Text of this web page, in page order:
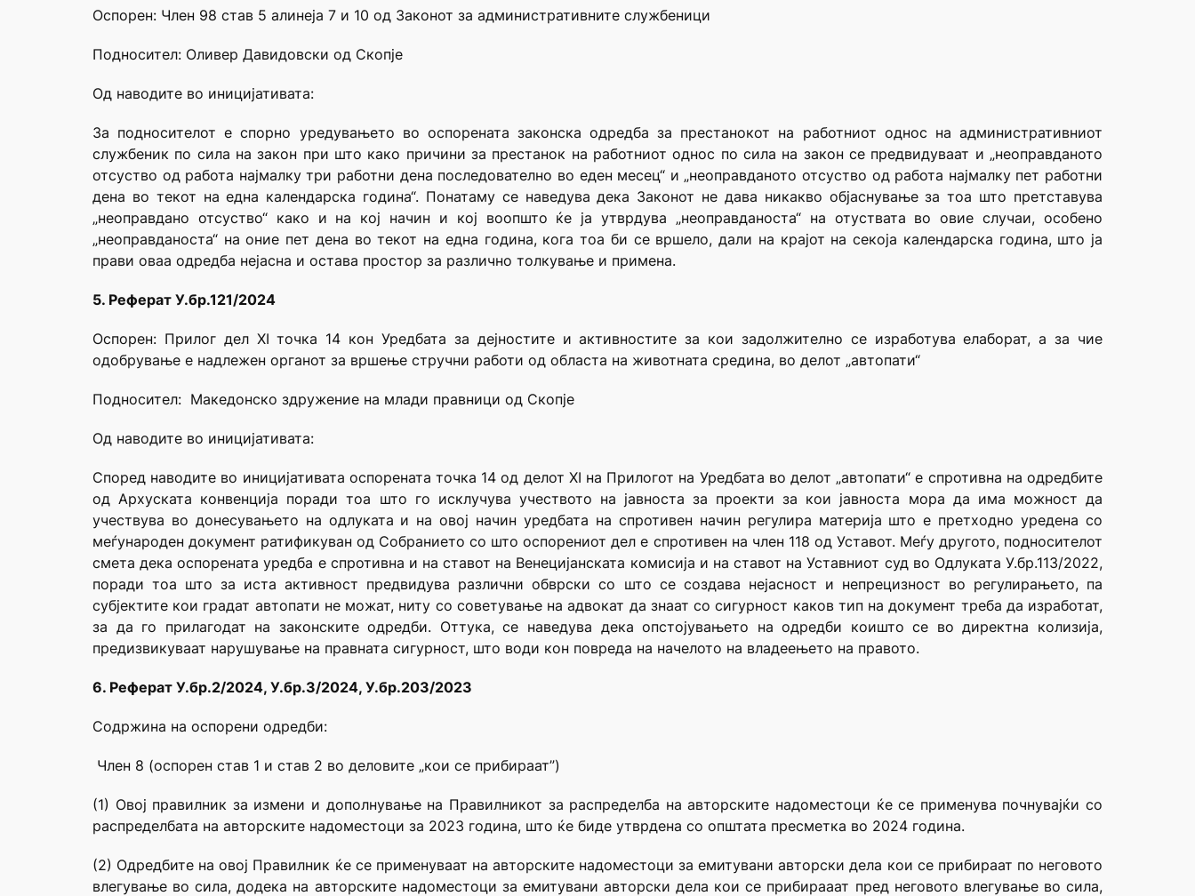
Оспорен: Член 98 став 5 алинеја 7 и 10 од Законот за административните службеници
Подносител: Оливер Давидовски од Скопје
Од наводите во иницијативата:
За подносителот е спорно уредувањето во оспорената законска одредба за престанокот на работниот однос на административниот
службеник по сила на закон при што како причини за престанок на работниот однос по сила на закон се предвидуваат и „неоправданото
отсуство од работа најмалку три работни дена последователно во еден месец“ и „неоправданото отсуство од работа најмалку пет работни
дена во текот на една календарска година“. Понатаму се наведува дека Законот не дава никакво објаснување за тоа што претставува
„неоправдано отсуство“ како и на кој начин и кој воопшто ќе ја утврдува „неоправданоста“ на отуствата во овие случаи, особено
„неоправданоста“ на оние пет дена во текот на една година, кога тоа би се вршело, дали на крајот на секоја календарска година, што ја
прави оваа одредба нејасна и остава простор за различно толкување и примена.
5. Реферат У.бр.121/2024
Оспорен: Прилог дел XI точка 14 кон Уредбата за дејностите и активностите за кои задолжително се изработува елаборат, а за чие
одобрување е надлежен органот за вршење стручни работи од областа на животната средина, во делот „автопати“
Подносител: Македонско здружение на млади правници од Скопје
Од наводите во иницијативата:
Според наводите во иницијативата оспорената точка 14 од делот XI на Прилогот на Уредбата во делот „автопати“ е спротивна на одредбите
од Архуската конвенција поради тоа што го исклучува учеството на јавноста за проекти за кои јавноста мора да има можност да
учествува во донесувањето на одлуката и на овој начин уредбата на спротивен начин регулира материја што е претходно уредена со
меѓународен документ ратификуван од Собранието со што оспорениот дел е спротивен на член 118 од Уставот. Меѓу другото, подносителот
смета дека оспорената уредба е спротивна и на ставот на Венецијанската комисија и на ставот на Уставниот суд во Одлуката У.бр.113/2022,
поради тоа што за иста активност предвидува различни обврски со што се создава нејасност и непрецизност во регулирањето, па
субјектите кои градат автопати не можат, ниту со советување на адвокат да знаат со сигурност каков тип на документ треба да изработат,
за да го прилагодат на законските одредби. Оттука, се наведува дека опстојувањето на одредби коишто се во директна колизија,
предизвикуваат нарушување на правната сигурност, што води кон повреда на начелото на владеењето на правото.
6. Реферат У.бр.2/2024, У.бр.3/2024, У.бр.203/2023
Содржина на оспорени одредби:
Член 8 (оспорен став 1 и став 2 во деловите „кои се прибираат”)
(1) Овој правилник за измени и дополнување на Правилникот за распределба на авторските надоместоци ќе се применува почнувајќи со
распределбата на авторските надоместоци за 2023 година, што ќе биде утврдена со општата пресметка во 2024 година.
(2) Одредбите на овој Правилник ќе се применуваат на авторските надоместоци за емитувани авторски дела кои се прибираат по неговото
влегување во сила, додека на авторските надоместоци за емитувани авторски дела кои се прибирааат пред неговото влегување во сила,